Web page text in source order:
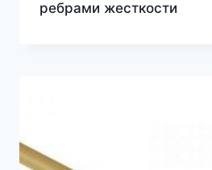
ребрами жесткости